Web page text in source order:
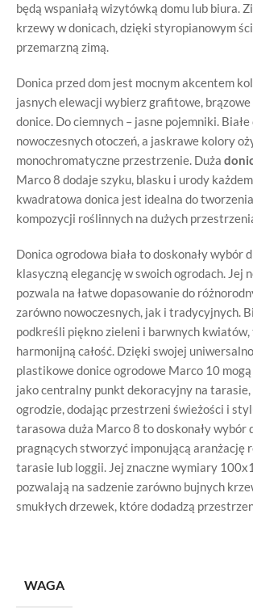
będą wspaniałą wizytówką domu lub biura.
krzewy w donicach, dzięki styropianowym
przemarzną zimą.
Donica przed dom jest mocnym akcentem
jasnych elewacji wybierz grafitowe, brązowe
donice. Do ciemnych – jasne pojemniki.
nowoczesnych otoczeń, a jaskrawe kolory
monochromatyczne przestrzenie. Duża
Marco 8 dodaje szyku, blasku i urody
kwadratowa donica jest idealna do
kompozycji roślinnych na dużych
Donica ogrodowa biała to doskonały wybór
klasyczną elegancję w swoich ogrodach. Jej
pozwala na łatwe dopasowanie do
zarówno nowoczesnych, jak i tradycyjnych.
podkreśli piękno zieleni i barwnych
harmonijną całość. Dzięki swojej
plastikowe donice ogrodowe Marco 10
jako centralny punkt dekoracyjny na tarasie,
ogrodzie, dodając przestrzeni świeżości i
tarasowa duża Marco 8 to doskonały wybór
pragnących stworzyć imponującą aranżację
tarasie lub loggii. Jej znaczne wymiary
pozwalają na sadzenie zarówno bujnych
smukłych drzewek, które dodadzą
WAGA